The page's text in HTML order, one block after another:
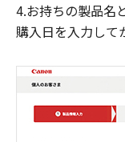
4.お持ちの製品名
購入日を入力して